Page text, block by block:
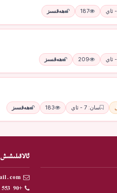
187 ھەقسىز
209 ھەقسىز
سان: 7 - ئاي 183 ھەقسىز
ئالاقىلىشىش
ewlatnet@gmail.com
+90 553 070 73 50